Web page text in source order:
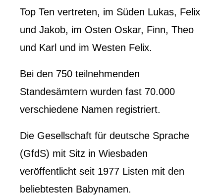
Top Ten vertreten, im Süden Lukas, Felix
und Jakob, im Osten Oskar, Finn, Theo
und Karl und im Westen Felix.
Bei den 750 teilnehmenden
Standesämtern wurden fast 70.000
verschiedene Namen registriert.
Die Gesellschaft für deutsche Sprache
(GfdS) mit Sitz in Wiesbaden
veröffentlicht seit 1977 Listen mit den
beliebtesten Babynamen.